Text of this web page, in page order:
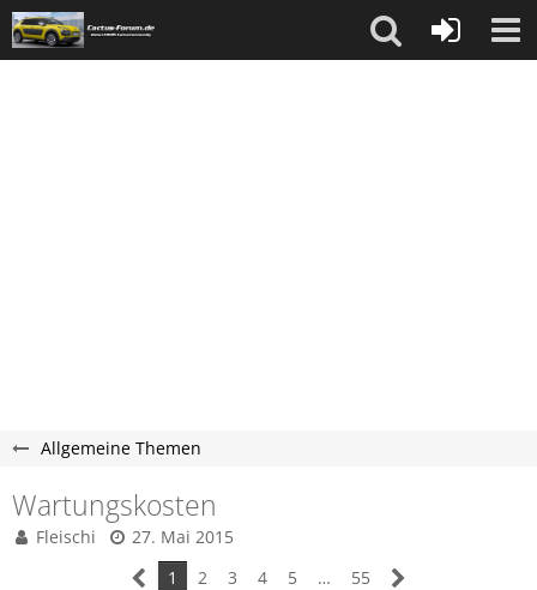
Allgemeine Themen
Wartungskosten
Fleischi
27. Mai 2015
1
2 3 4 5 … 55